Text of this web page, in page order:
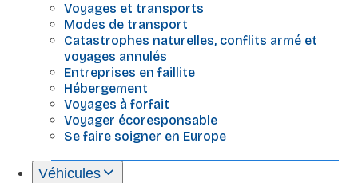
Voyages et transports
Modes de transport
Catastrophes naturelles, conflits armé et
voyages annulés
Entreprises en faillite
Hébergement
Voyages à forfait
Voyager écoresponsable
Se faire soigner en Europe
Véhicules